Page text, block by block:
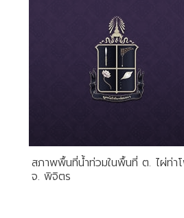
สภาพพื้นที่น้ำท่วมในพื้นที่ ต. ไผ่ท่า
จ. พิจิตร